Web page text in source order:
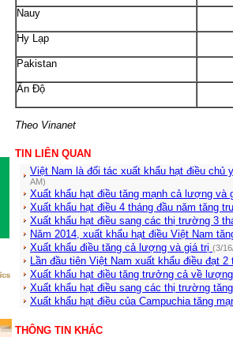
Nauy
Hy Lạp
Pakistan
Ấn Độ
Theo Vinanet
TIN LIÊN QUAN
Việt Nam là đối tác xuất khẩu hạt điều chủ
AM)
Xuất khẩu hạt điều tăng mạnh cả lượng và
Xuất khẩu hạt điều 4 tháng đầu năm tăng
Xuất khẩu hạt điều sang các thị trường 3
Năm 2014, xuất khẩu hạt điều Việt Nam
Xuất khẩu điều tăng cả lượng và giá trị (3/
Lần đầu tiên Việt Nam xuất khẩu điều đạt
Xuất khẩu hạt điều tăng trưởng cả về
Xuất khẩu hạt điều sang các thị trường
Xuất khẩu hạt điều của Campuchia tăng
THÔNG TIN KHÁC